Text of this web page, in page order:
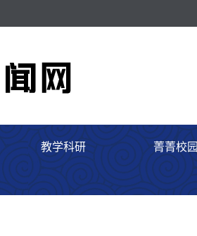
教学科研 菁菁校园